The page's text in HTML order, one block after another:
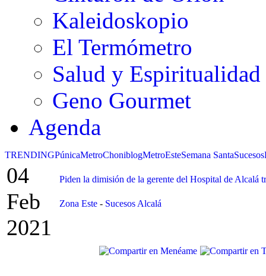
Kaleidoskopio
El Termómetro
Salud y Espiritualidad
Geno Gourmet
Agenda
TRENDINGPúnicaMetroChoniblogMetroEsteSemana SantaSucesos
04
Feb
2021
Piden la dimisión de la gerente del Hospital de Alcalá
Zona Este - Sucesos Alcalá